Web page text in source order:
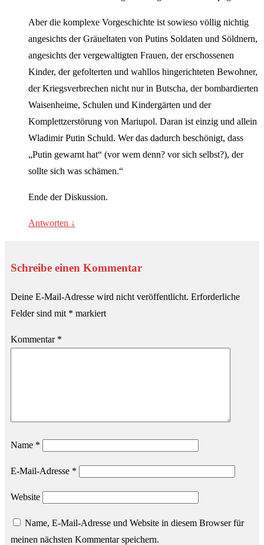
Aber die komplexe Vorgeschichte ist sowieso völlig nichtig
angesichts der Gräueltaten von Putins Soldaten und Söldnern,
angesichts der vergewaltigten Frauen, der erschossenen
Kinder, der gefolterten und wahllos hingerichteten Bewohner,
der Kriegsverbrechen nicht nur in Butscha, der bombardierten
Waisenheime, Schulen und Kindergärten und der
Komplettzerstörung von Mariupol. Daran ist einzig und allein
Wladimir Putin Schuld. Wer das dadurch beschönigt, dass
„Putin gewarnt hat“ (vor wem denn? vor sich selbst?), der
sollte sich was schämen.“
Ende der Diskussion.
Antworten ↓
Schreibe einen Kommentar
Deine E-Mail-Adresse wird nicht veröffentlicht. Erforderliche
Felder sind mit * markiert
Kommentar *
Name *
E-Mail-Adresse *
Website
Name, E-Mail-Adresse und Website in diesem Browser für
meinen nächsten Kommentar speichern.